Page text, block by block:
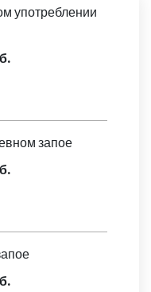
употреблении
запое